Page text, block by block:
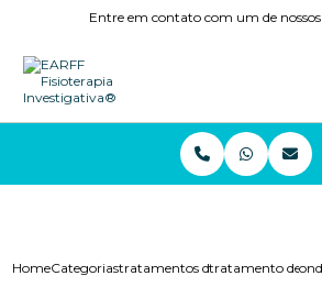
Entre em contato com um de nossos
HomeCategoriastratamentos de fisioterapia
tratamento de